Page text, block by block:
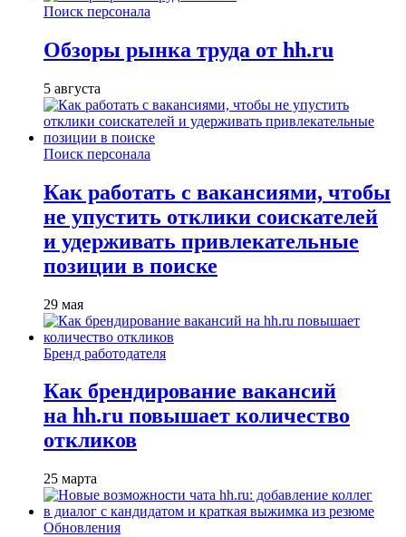
Поиск персонала
Обзоры рынка труда от hh.ru
5 августа
Поиск персонала
Как работать с вакансиями, чтобы
не упустить отклики соискателей
и удерживать привлекательные
позиции в поиске
29 мая
Бренд работодателя
Как брендирование вакансий
на hh.ru повышает количество
откликов
25 марта
Обновления